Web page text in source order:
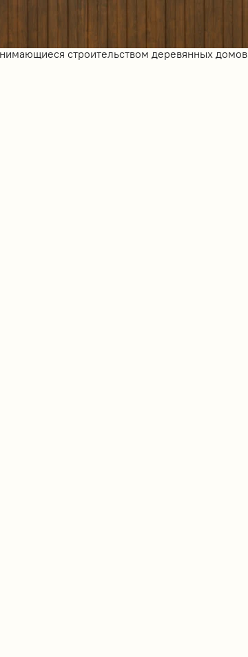
строительством деревянных домов